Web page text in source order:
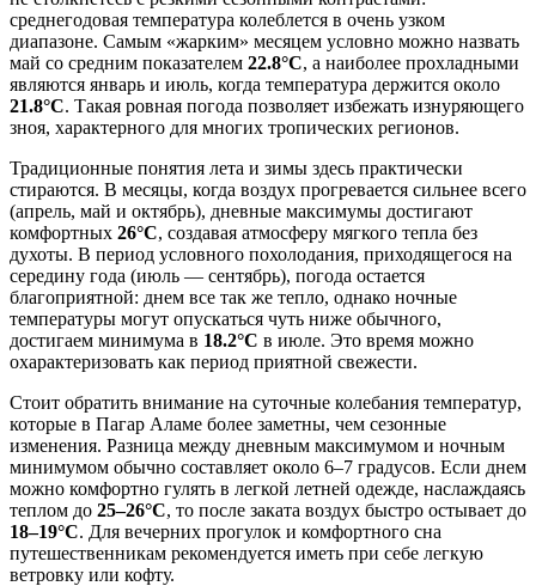
среднегодовая температура колеблется в очень узком
диапазоне. Самым «жарким» месяцем условно можно назвать
май со средним показателем 22.8°C, а наиболее прохладными
являются январь и июль, когда температура держится около
21.8°C. Такая ровная погода позволяет избежать изнуряющего
зноя, характерного для многих тропических регионов.
Традиционные понятия лета и зимы здесь практически
стираются. В месяцы, когда воздух прогревается сильнее всего
(апрель, май и октябрь), дневные максимумы достигают
комфортных 26°C, создавая атмосферу мягкого тепла без
духоты. В период условного похолодания, приходящегося на
середину года (июль — сентябрь), погода остается
благоприятной: днем все так же тепло, однако ночные
температуры могут опускаться чуть ниже обычного,
достигаем минимума в 18.2°C в июле. Это время можно
охарактеризовать как период приятной свежести.
Стоит обратить внимание на суточные колебания температур,
которые в Пагар Аламе более заметны, чем сезонные
изменения. Разница между дневным максимумом и ночным
минимумом обычно составляет около 6–7 градусов. Если днем
можно комфортно гулять в легкой летней одежде, наслаждаясь
теплом до 25–26°C, то после заката воздух быстро остывает до
18–19°C. Для вечерних прогулок и комфортного сна
путешественникам рекомендуется иметь при себе легкую
ветровку или кофту.